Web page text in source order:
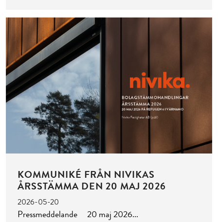
KOMMUNIKÉ FRÅN NIVIKAS
ÅRSSTÄMMA DEN 20 MAJ 2026
2026-05-20
Pressmeddelande 20 maj 2026